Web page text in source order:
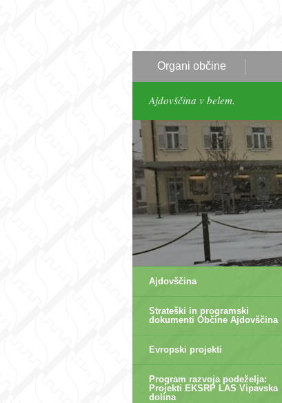
Organi občine
Ajdovščina v belem.
Ajdovščina
Strateški in programski
dokumenti Občine Ajdovščina
Evropski projekti
Program razvoja podeželja:
Projekti EKSRP LAS Vipavska
dolina